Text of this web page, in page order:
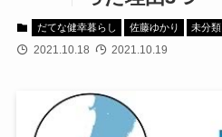
だてな健幸暮らし 佐藤ゆかり 未分類
2021.10.18 2021.10.19